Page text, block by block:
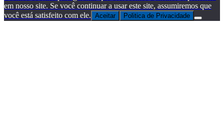
em nosso site. Se você continuar a usar este site, assumiremos que
você está satisfeito com ele. Aceitar Politica de Privacidade